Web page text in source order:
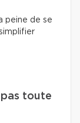
peine de se
pas toute